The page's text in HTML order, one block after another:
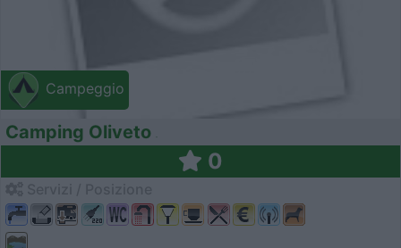
Campeggio
Camping Oliveto
0